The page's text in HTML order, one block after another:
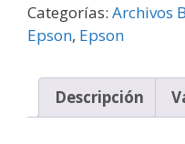
Categorías: Archivos
Epson, Epson
Descripción